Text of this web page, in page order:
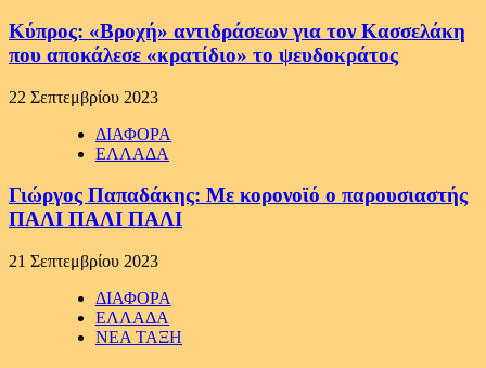
Κύπρος: «Βροχή» αντιδράσεων για τον Κασσελάκη
που αποκάλεσε «κρατίδιο» το ψευδοκράτος
22 Σεπτεμβρίου 2023
ΔΙΑΦΟΡΑ
ΕΛΛΑΔΑ
Γιώργος Παπαδάκης: Με κορονοϊό ο παρουσιαστής
ΠΑΛΙ ΠΑΛΙ ΠΑΛΙ
21 Σεπτεμβρίου 2023
ΔΙΑΦΟΡΑ
ΕΛΛΑΔΑ
ΝΕΑ ΤΑΞΗ